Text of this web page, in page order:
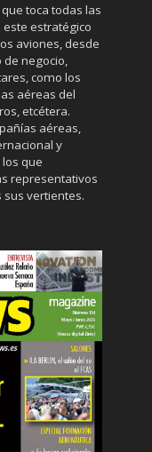
toca todas las
estratégico
aviones, desde
de negocio,
como los
aéreas del
etcétera.
aéreas,
y
que
representativos
sus vertientes.